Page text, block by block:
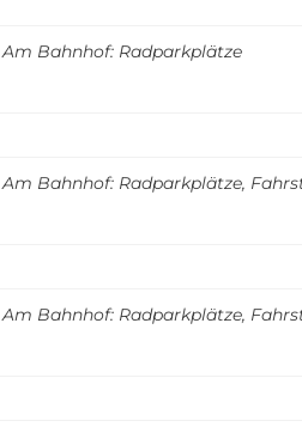
Am Bahnhof: Radparkplätze
Am Bahnhof: Radparkplätze,
Am Bahnhof: Radparkplätze,